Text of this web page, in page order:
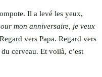
Il a levé les yeux,
mon anniversaire, je veux
vers Papa. Regard vers
cerveau. Et voilà, c’est